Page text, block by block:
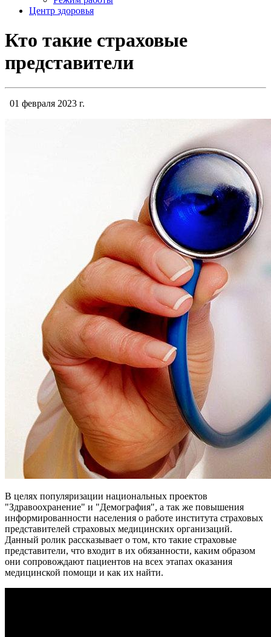
Центр здоровья
Кто такие страховые
представители
01 февраля 2023 г.
В целях популяризации национальных проектов
"Здравоохранение" и "Демография", а так же повышения
информированности населения о работе института страховых
представителей страховых медицинских организаций.
Данный ролик рассказывает о том, кто такие страховые
представители, что входит в их обязанности, каким образом
они сопровождают пациентов на всех этапах оказания
медицинской помощи и как их найти.